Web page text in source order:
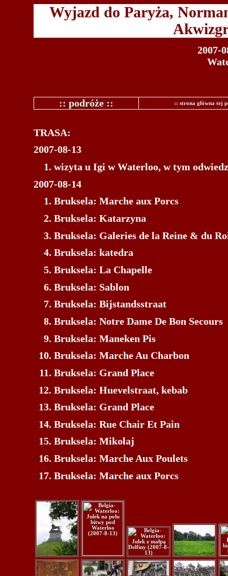
Wyjazd do Paryża,
2007-
:: podróże :: :: strona główna tej
TRASA:
2007-08-13
wizyta u Igi w Waterloo, w tym
2007-08-14
Bruksela: Marche aux Porcs
Bruksela: Katarzyna
Bruksela: Galeries de la Reine & du
Bruksela: katedra
Bruksela: La Chapelle
Bruksela: Sablon
Bruksela: Bijstandsstraat
Bruksela: Notre Dame De Bon Secours
Bruksela: Maneken Pis
Bruksela: Marche Au Charbon
Bruksela: Grand Place
Bruksela: Huevelstraat, kebab
Bruksela: Grand Place
Bruksela: Rue Chair Et Pain
Bruksela: Mikołaj
Bruksela: Marche Aux Poulets
Bruksela: Marche aux Porcs